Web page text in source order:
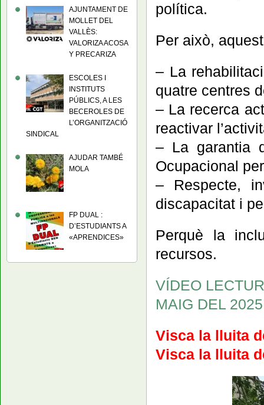
política.
Per això,
– La
quatre centres
– La recerca
reactivar
– La garantia
Ocupacional
– Respecte,
discapacitat i
Perquè la
recursos.
VÍDEO
MAIG DEL 2025
Visca la lluita
Visca la lluita
AJUNTAMENT DE
MOLLET DEL
VALLÈS:
VALORIZA ACOSA
Y PRECARIZA
ESCOLES I
INSTITUTS
PÚBLICS, A LES
BECEROLES DE
L’ORGANITZACIÓ
SINDICAL
AJUDAR TAMBÉ
MOLA
FP DUAL :
D’ESTUDIANTS A
«APRENDICES»